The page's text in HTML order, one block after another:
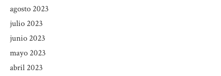
agosto 2023
julio 2023
junio 2023
mayo 2023
abril 2023